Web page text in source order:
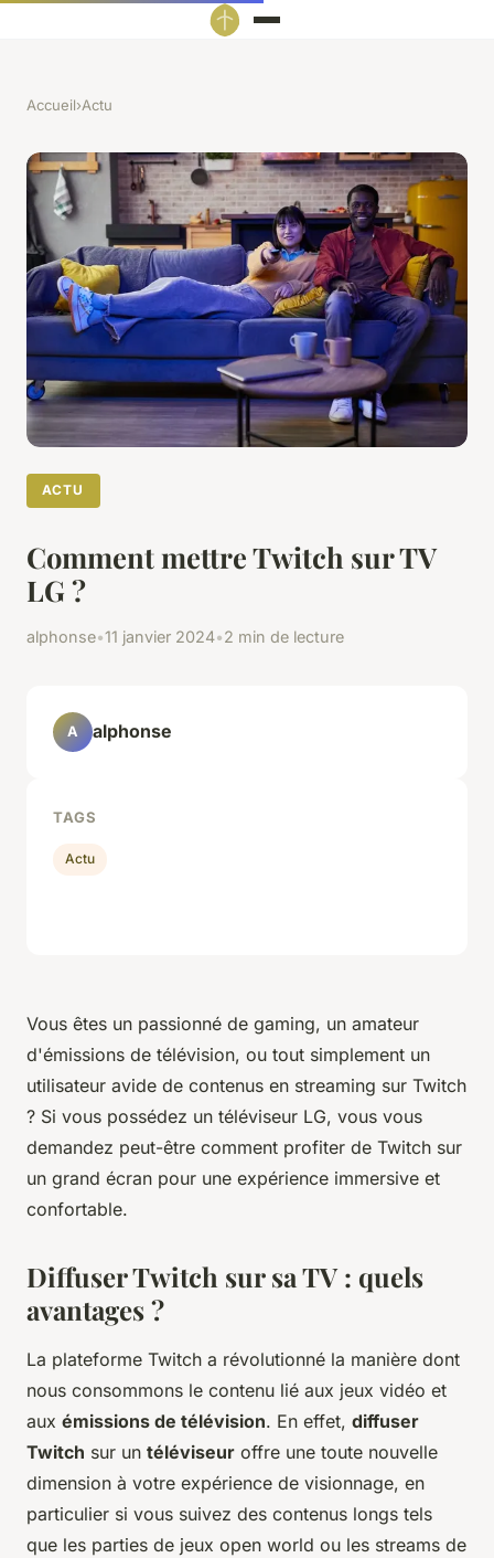
Accueil›Actu
ACTU
Comment mettre Twitch sur TV
LG ?
alphonse•11 janvier 2024•2 min de lecture
Vous êtes un passionné de gaming, un amateur
d'émissions de télévision, ou tout simplement un
utilisateur avide de contenus en streaming sur Twitch
? Si vous possédez un téléviseur LG, vous vous
demandez peut-être comment profiter de Twitch sur
un grand écran pour une expérience immersive et
confortable.
Diffuser Twitch sur sa TV : quels
avantages ?
La plateforme Twitch a révolutionné la manière dont
nous consommons le contenu lié aux jeux vidéo et
aux émissions de télévision. En effet, diffuser
Twitch sur un téléviseur offre une toute nouvelle
dimension à votre expérience de visionnage, en
particulier si vous suivez des contenus longs tels
que les parties de jeux open world ou les streams de
A alphonse
TAGS
Actu